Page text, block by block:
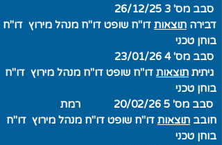
דבירה תוצאות דו"ח שופט דו"ח מנהל מירוץ דו"ח
בוחן טכני
גיתית תוצאות דו"ח שופט דו"ח מנהל מירוץ דו"ח
בוחן טכני
סבב מס' 5 20/02/26 רמת
חובב תוצאות דו"ח שופט דו"ח מנהל מירוץ דו"ח
בוחן טכני